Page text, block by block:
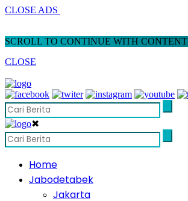
CLOSE ADS
SCROLL TO CONTINUE WITH CONTENT
CLOSE
✖
Home
Jabodetabek
Jakarta